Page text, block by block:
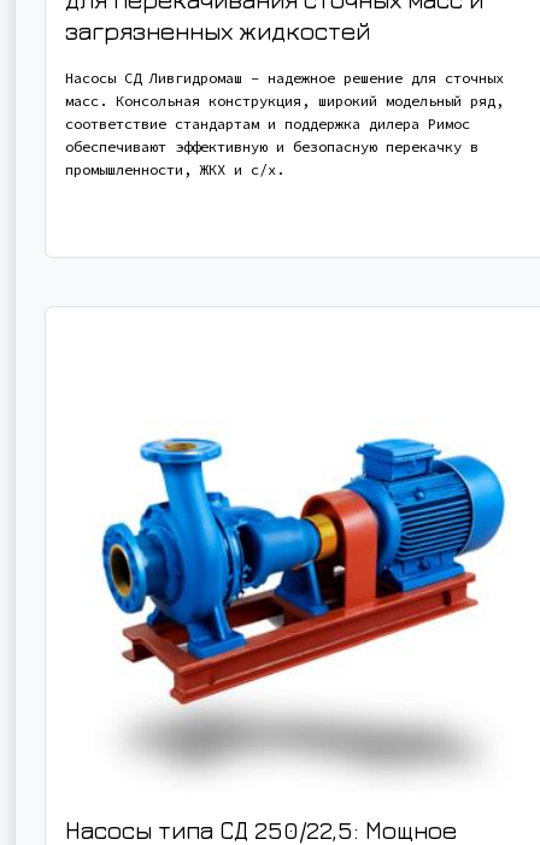
загрязненных жидкостей
Насосы СД Ливгидромаш – надежное решение для сточных
масс. Консольная конструкция, широкий модельный ряд,
соответствие стандартам и поддержка дилера Римос
обеспечивают эффективную и безопасную перекачку в
промышленности, ЖКХ и с/х.
Насосы типа СД 250/22,5: Мощное